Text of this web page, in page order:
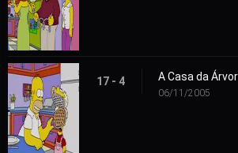
17 - 4
06/11/2005